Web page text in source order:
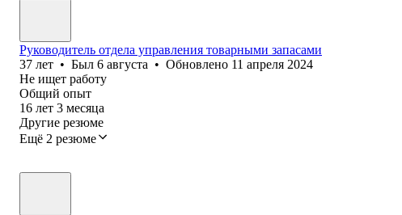
Руководитель отдела управления товарными запасами
37 лет • Был 6 августа • Обновлено 11 апреля 2024
Не ищет работу
Общий опыт
16 лет 3 месяца
Другие резюме
Ещё 2 резюме